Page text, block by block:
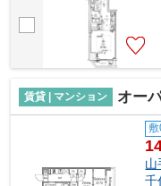
賃貸 | マンション オー
山
千